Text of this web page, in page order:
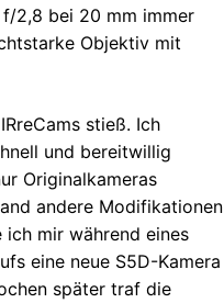
2,8 bei 20 mm immer
Objektiv mit
stieß. Ich
und bereitwillig
Originalkameras
andere Modifikationen
mir während eines
eine neue S5D-Kamera
später traf die